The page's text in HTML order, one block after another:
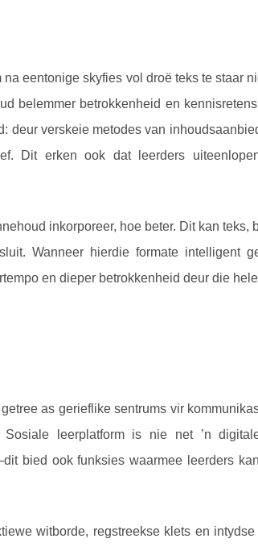
eentonige skyfies vol droë teks te staar
belemmer betrokkenheid en
deur verskeie metodes van
Dit erken ook dat leerders
inkorporeer, hoe beter. Dit kan teks,
Wanneer hierdie formate intelligent
en dieper betrokkenheid deur die
as gerieflike sentrums vir
Sosiale leerplatform is nie net ’n
bied ook funksies waarmee leerders
witborde, regstreekse klets en